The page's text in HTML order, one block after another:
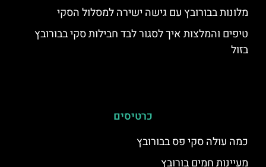
מלונות בבורובץ עם גישה ישירה למסלול הסקי
טיפים והמלצות איך לסגור לבד חבילות סקי בבורובץ
בזול
כרטיסים
כמה עולה סקי פס בבורובץ
מעיינות חמים בורובץ